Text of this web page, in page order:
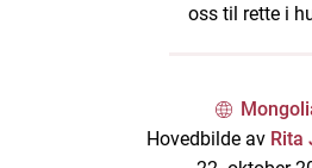
oss til rette i
Hovedbilde av Rita